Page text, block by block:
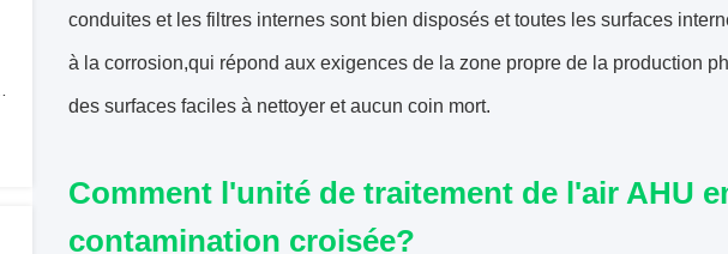
conduites et les filtres internes sont bien disposés et toutes les surfaces
à la corrosion,qui répond aux exigences de la zone propre de la production
des surfaces faciles à nettoyer et aucun coin mort.
Comment l'unité de traitement de l'air AHU
contamination croisée?